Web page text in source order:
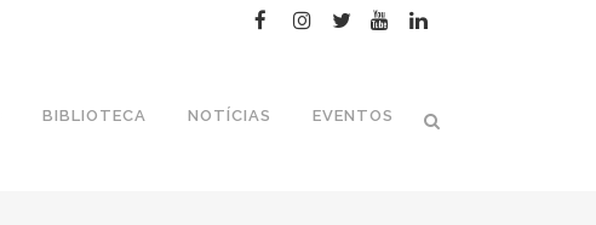
BIBLIOTECA NOTÍCIAS EVENTOS